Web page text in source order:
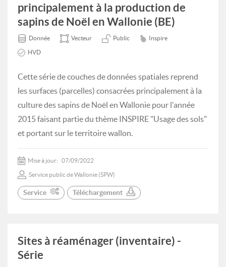
principalement à la production de
sapins de Noël en Wallonie (BE)
Donnée Vecteur Public Inspire
HVD
Cette série de couches de données spatiales reprend
les surfaces (parcelles) consacrées principalement à la
culture des sapins de Noël en Wallonie pour l'année
2015 faisant partie du thème INSPIRE "Usage des sols"
et portant sur le territoire wallon.
Mise à jour: 07/09/2022
Service public de Wallonie (SPW)
Service Téléchargement
Sites à réaménager (inventaire) -
Série